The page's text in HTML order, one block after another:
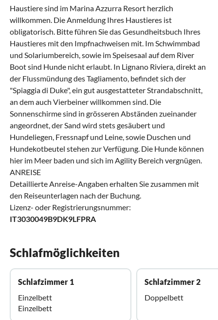
Haustiere sind im Marina Azzurra Resort herzlich
willkommen. Die Anmeldung Ihres Haustieres ist
obligatorisch. Bitte führen Sie das Gesundheitsbuch Ihres
Haustieres mit den Impfnachweisen mit. Im Schwimmbad
und Solariumbereich, sowie im Speisesaal auf dem River
Boot sind Hunde nicht erlaubt. In Lignano Riviera, direkt an
der Flussmündung des Tagliamento, befindet sich der
"Spiaggia di Duke", ein gut ausgestatteter Strandabschnitt,
an dem auch Vierbeiner willkommen sind. Die
Sonnenschirme sind in grösseren Abständen zueinander
angeordnet, der Sand wird stets gesäubert und
Hundeliegen, Fressnapf und Leine, sowie Duschen und
Hundekotbeutel stehen zur Verfügung. Die Hunde können
hier im Meer baden und sich im Agility Bereich vergnügen.
ANREISE
Detaillierte Anreise-Angaben erhalten Sie zusammen mit
den Reiseunterlagen nach der Buchung.
Lizenz- oder Registrierungsnummer:
IT3030049B9DK9LFPRA
Schlafmöglichkeiten
Schlafzimmer 1
Einzelbett
Einzelbett
Schlafzimmer 2
Doppelbett